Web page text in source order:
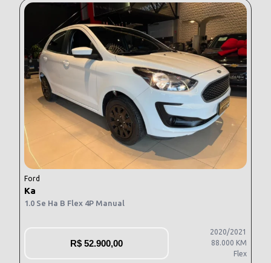
Ford
Ka
1.0 Se Ha B Flex 4P Manual
R$ 52.900,00
2020/2021
88.000 KM
Flex